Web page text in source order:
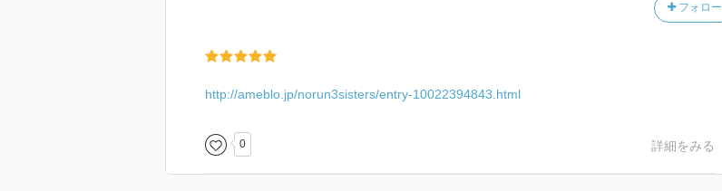
フォロー
http://ameblo.jp/norun3sisters/entry-10022394843.html
0 詳細をみる